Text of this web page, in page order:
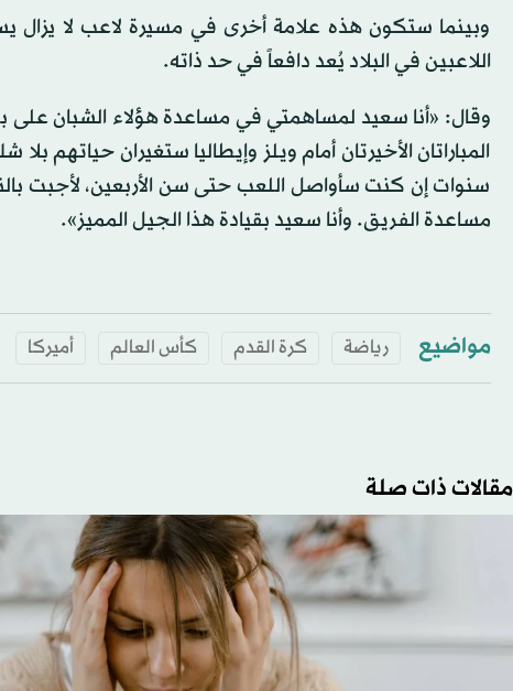
وبينما ستكون هذه علامة أخرى في مسيرة لاعب لا يزال
اللاعبين في البلاد يُعد دافعاً في حد ذاته.
وقال: «أنا سعيد لمساهمتي في مساعدة هؤلاء الشبان على
المباراتان الأخيرتان أمام ويلز وإيطاليا ستغيران حياتهم
سنوات إن كنت سأواصل اللعب حتى سن الأربعين، لأجبت
مساعدة الفريق. وأنا سعيد بقيادة هذا الجيل المميز».
مواضيع رياضة كرة القدم كأس العالم أميركا
مقالات ذات صلة